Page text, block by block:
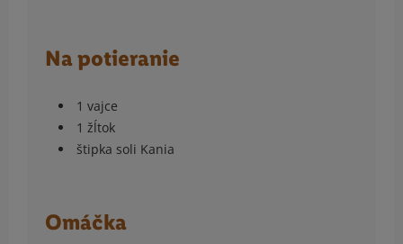
Na potieranie
1 vajce
1 žĺtok
štipka soli Kania
Omáčka